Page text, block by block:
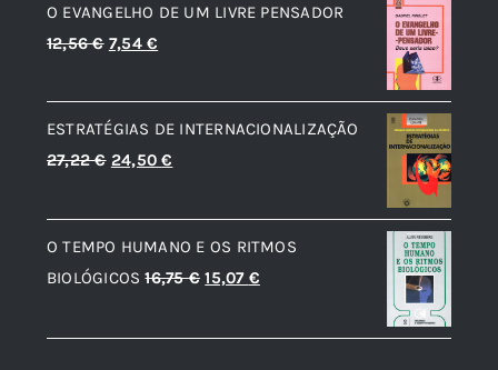
era:
é:
O EVANGELHO DE UM LIVRE PENSADOR
12,56€ O
original
era:
12,56 €.
7,54 €
atual
é:
7,54 €.
ESTRATÉGIAS DE INTERNACIONALIZAÇÃO
27,22€ O
original
era:
27,22 €.
24,50€
atual
é:
24,50 €.
O TEMPO HUMANO E OS RITMOS
BIOLÓGICOS 16,75€ O
original
15,07 €O
atual